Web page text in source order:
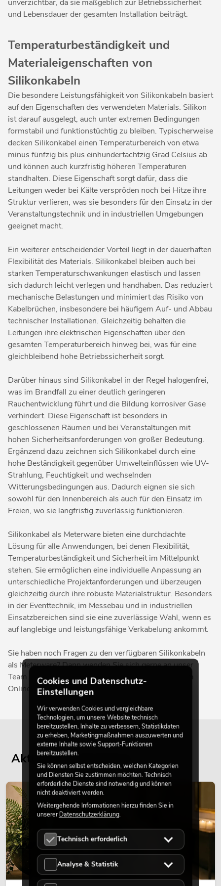
unverzichtbar, da sie maßgeblich zur Betriebssicherheit
und Lebensdauer der gesamten Installation beiträgt.
Temperaturbeständigkeit und
Materialeigenschaften von
Silikonkabeln
Die besondere Leistungsfähigkeit von Silikonkabeln basiert
auf den Eigenschaften des verwendeten Materials. Silikon
ist darauf ausgelegt, auch unter extremen Bedingungen
formstabil und funktionstüchtig zu bleiben. Typischerweise
decken Silikonkabel einen Temperaturbereich von etwa
minus fünfzig bis plus einhundertachtzig Grad Celsius ab
und können auch kurzfristig höheren Temperaturen
standhalten. Diese Eigenschaft sorgt dafür, dass die
Leitungen weder bei Kälte verspröden noch bei Hitze ihre
Struktur verlieren, was sie besonders für den Einsatz in der
Veranstaltungstechnik und in industriellen Umgebungen
geeignet macht.
Ein weiterer entscheidender Vorteil liegt in der dauerhaften
Flexibilität des Materials. Silikonkabel bleiben auch bei
starken Temperaturschwankungen elastisch und lassen
sich dadurch leicht verlegen und handhaben. Das reduziert
mechanische Belastungen und minimiert das Risiko von
Kabelbrüchen, insbesondere bei häufigem Auf- und Abbau
technischer Installationen. Gleichzeitig behalten die
Leitungen ihre elektrischen Eigenschaften über den
gesamten Temperaturbereich hinweg bei, was für eine
gleichbleibend hohe Betriebssicherheit sorgt.
Darüber hinaus sind Silikonkabel in der Regel halogenfrei,
was im Brandfall zu einer deutlich geringeren
Rauchentwicklung führt und die Bildung korrosiver Gase
verhindert. Diese Eigenschaft ist besonders in
geschlossenen Räumen und bei Veranstaltungen mit
hohen Sicherheitsanforderungen von großer Bedeutung.
Ergänzend dazu zeichnen sich Silikonkabel durch eine
hohe Beständigkeit gegenüber Umwelteinflüssen wie UV-
Strahlung, Feuchtigkeit und wechselnden
Witterungsbedingungen aus. Dadurch eignen sie sich
sowohl für den Innenbereich als auch für den Einsatz im
Freien, wo sie langfristig zuverlässig funktionieren.
Silikonkabel als Meterware bieten eine durchdachte
Lösung für alle Anwendungen, bei denen Flexibilität,
Temperaturbeständigkeit und Sicherheit im Mittelpunkt
stehen. Sie ermöglichen eine individuelle Anpassung an
unterschiedliche Projektanforderungen und überzeugen
gleichzeitig durch ihre robuste Materialstruktur. Besonders
in der Eventtechnik, im Messebau und in industriellen
Einsatzbereichen sind sie eine zuverlässige Wahl, wenn es
auf langlebige und leistungsfähige Verkabelung ankommt.
Sie haben noch Fragen zu den verfügbaren Silikonkabeln
als Meterware? Dann wenden Sie sich gerne an unser
Team. Unser Team berät Sie gerne zu den in unserem
Online-Shop angebotenen Kabeln.
Aktuelle Blogbeiträge
DEKORATION
Cookies und Datenschutz-
Einstellungen
Wir verwenden Cookies und vergleichbare
Technologien, um unsere Website technisch
bereitzustellen, Inhalte zu verbessern, Statistikdaten
zu erheben, Marketingmaßnahmen auszuwerten und
externe Inhalte sowie Support-Funktionen
bereitzustellen.
Sie können selbst entscheiden, welchen Kategorien
und Diensten Sie zustimmen möchten. Technisch
erforderliche Dienste sind notwendig und können
nicht deaktiviert werden.
Weitergehende Informationen hierzu finden Sie in
unsererDatenschutzerklärung.
Technisch erforderlich
Analyse & Statistik